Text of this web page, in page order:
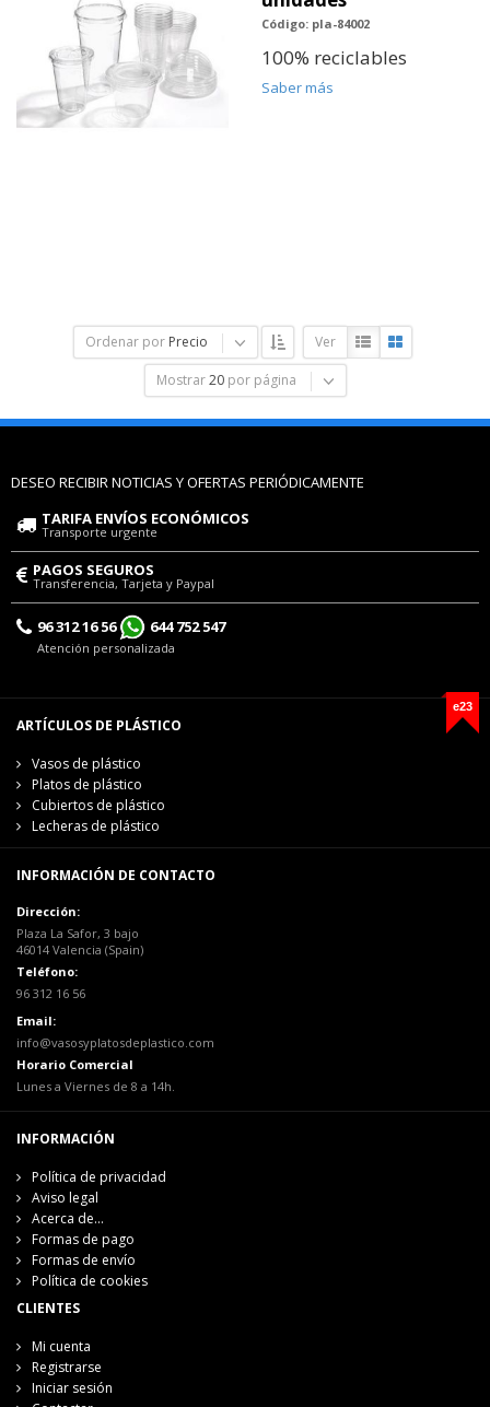
Código: pla-84002
100% reciclables
Saber más
Ordenar por Precio Ver
Mostrar 20 por página
DESEO RECIBIR NOTICIAS Y OFERTAS PERIÓDICAMENTE
TARIFA ENVÍOS ECONÓMICOS
Transporte urgente
PAGOS SEGUROS
Transferencia, Tarjeta y Paypal
96 312 16 56 644 752 547
Atención personalizada
e23
ARTÍCULOS DE PLÁSTICO
Vasos de plástico
Platos de plástico
Cubiertos de plástico
Lecheras de plástico
INFORMACIÓN DE CONTACTO
Dirección:
Plaza La Safor, 3 bajo
46014 Valencia (Spain)
Teléfono:
96 312 16 56
Email:
info@vasosyplatosdeplastico.com
Horario Comercial
Lunes a Viernes de 8 a 14h.
INFORMACIÓN
Política de privacidad
Aviso legal
Acerca de...
Formas de pago
Formas de envío
Política de cookies
CLIENTES
Mi cuenta
Registrarse
Iniciar sesión